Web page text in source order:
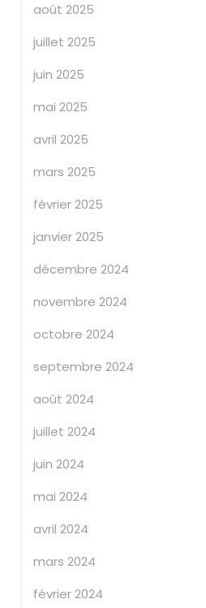
août 2025
juillet 2025
juin 2025
mai 2025
avril 2025
mars 2025
février 2025
janvier 2025
décembre 2024
novembre 2024
octobre 2024
septembre 2024
août 2024
juillet 2024
juin 2024
mai 2024
avril 2024
mars 2024
février 2024